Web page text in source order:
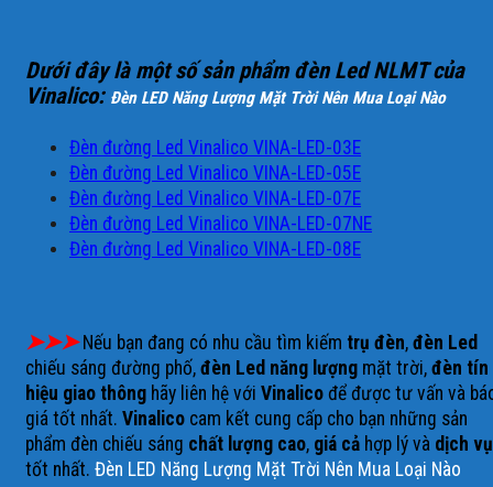
Dưới đây là một số sản phẩm đèn Led NLMT của
Vinalico: Đèn LED Năng Lượng Mặt Trời Nên Mua Loại Nào
Đèn đường Led Vinalico VINA-LED-03E
Đèn đường Led Vinalico VINA-LED-05E
Đèn đường Led Vinalico VINA-LED-07E
Đèn đường Led Vinalico VINA-LED-07NE
Đèn đường Led Vinalico VINA-LED-08E
➤➤➤ Nếu bạn đang có nhu cầu tìm kiếm trụ đèn, đèn Led
chiếu sáng đường phố, đèn Led năng lượng mặt trời, đèn tín
hiệu giao thông hãy liên hệ với Vinalico để được tư vấn và
giá tốt nhất. Vinalico cam kết cung cấp cho bạn những sản
phẩm đèn chiếu sáng chất lượng cao, giá cả hợp lý và dịch vụ
tốt nhất. Đèn LED Năng Lượng Mặt Trời Nên Mua Loại Nào